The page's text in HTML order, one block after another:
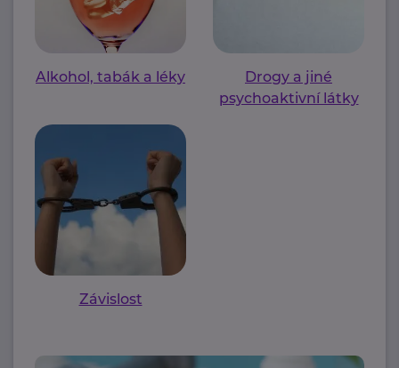
Alkohol, tabák a léky
Drogy a jiné
psychoaktivní látky
Závislost